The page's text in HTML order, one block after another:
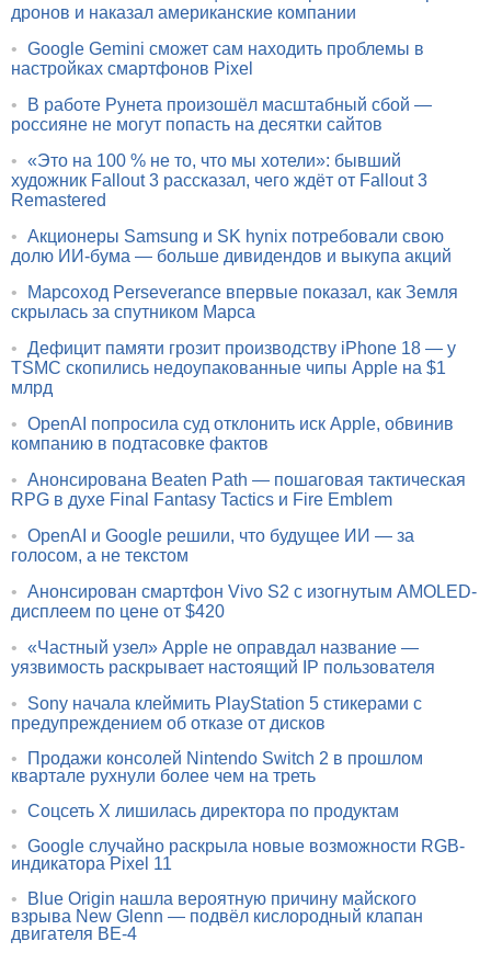
дронов и наказал американские компании
• Google Gemini сможет сам находить проблемы в
настройках смартфонов Pixel
•
В работе Рунета произошёл масштабный сбой —
россияне не могут попасть на десятки сайтов
• «Это на 100 % не то, что мы хотели»: бывший
художник Fallout 3 рассказал, чего ждёт от Fallout 3
Remastered
• Акционеры Samsung и SK hynix потребовали свою
долю ИИ-бума — больше дивидендов и выкупа акций
•
Марсоход Perseverance впервые показал, как Земля
скрылась за спутником Марса
• Дефицит памяти грозит производству iPhone 18 — у
TSMC скопились недоупакованные чипы Apple на $1
млрд
• OpenAI попросила суд отклонить иск Apple, обвинив
компанию в подтасовке фактов
• Анонсирована Beaten Path — пошаговая тактическая
RPG в духе Final Fantasy Tactics и Fire Emblem
• OpenAI и Google решили, что будущее ИИ — за
голосом, а не текстом
• Анонсирован смартфон Vivo S2 с изогнутым AMOLED-
дисплеем по цене от $420
• «Частный узел» Apple не оправдал название —
уязвимость раскрывает настоящий IP пользователя
•
Sony начала клеймить PlayStation 5 стикерами с
предупреждением об отказе от дисков
•
Продажи консолей Nintendo Switch 2 в прошлом
квартале рухнули более чем на треть
• Соцсеть X лишилась директора по продуктам
• Google случайно раскрыла новые возможности RGB-
индикатора Pixel 11
•
Blue Origin нашла вероятную причину майского
взрыва New Glenn — подвёл кислородный клапан
двигателя BE-4